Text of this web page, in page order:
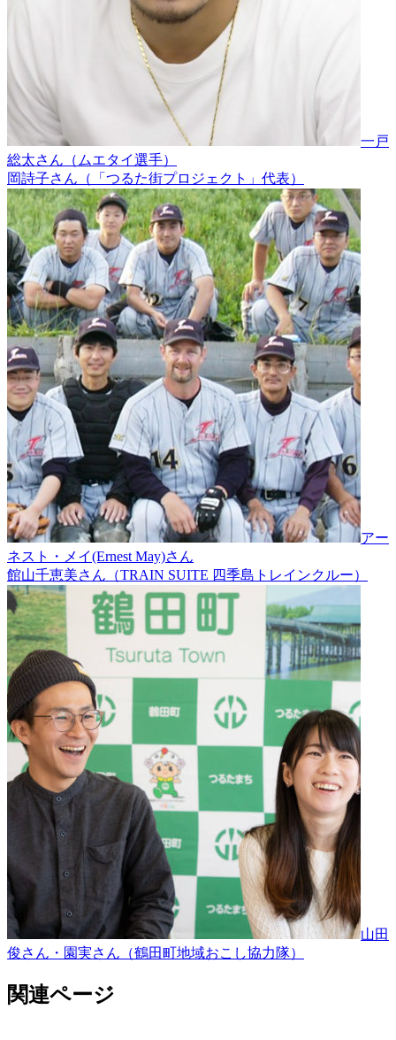
一戸
総太さん（ムエタイ選手）
岡詩子さん（「つるた街プロジェクト」代表）
アー
ネスト・メイ(Ernest May)さん
館山千恵美さん（TRAIN SUITE 四季島トレインクルー）
山田
俊さん・園実さん（鶴田町地域おこし協力隊）
関連ページ